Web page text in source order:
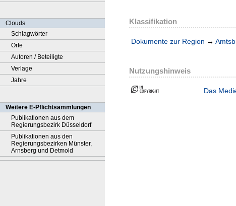
Clouds
Schlagwörter
Orte
Autoren / Beteiligte
Verlage
Jahre
Weitere E-Pflichtsammlungen
Publikationen aus dem
Regierungsbezirk Düsseldorf
Publikationen aus den
Regierungsbezirken Münster,
Arnsberg und Detmold
Klassifikation
Dokumente zur Region →
Nutzungshinweis
Das